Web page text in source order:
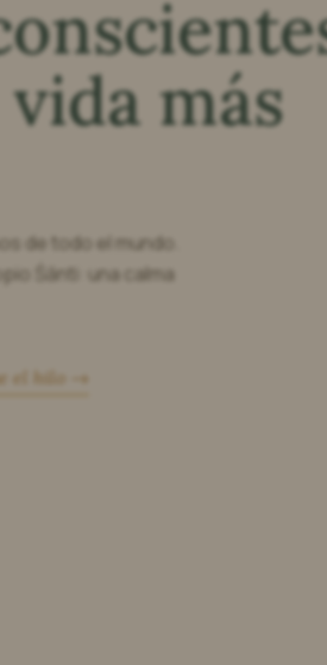
más
de todo el mundo.
Śānti: una calma
el hilo →